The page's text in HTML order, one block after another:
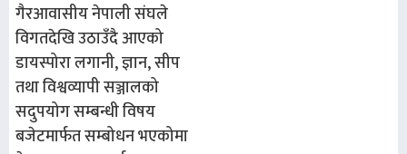
गैरआवासीय नेपाली संघले
विगतदेखि उठाउँदै आएको
डायस्पोरा लगानी, ज्ञान, सीप
तथा विश्वव्यापी सञ्जालको
सदुपयोग सम्बन्धी विषय
बजेटमार्फत सम्बोधन भएकोमा